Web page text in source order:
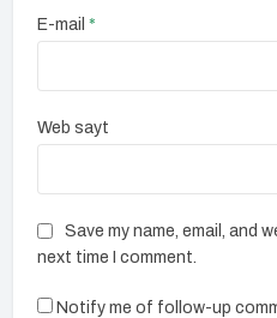
E-mail*
Web sayt
Save my name, email, and
next time I comment.
Notify me of follow-up